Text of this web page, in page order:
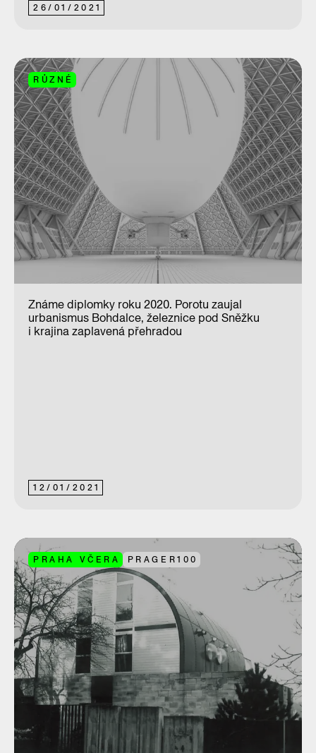
26/ 01/ 2021
RŮZNÉ
12/ 01/ 2021
Známe diplomky roku 2020. Porotu zaujal
urbanismus Bohdalce, železnice pod Sněžku
i krajina zaplavená přehradou
PRAHA VČERA PRAGER100